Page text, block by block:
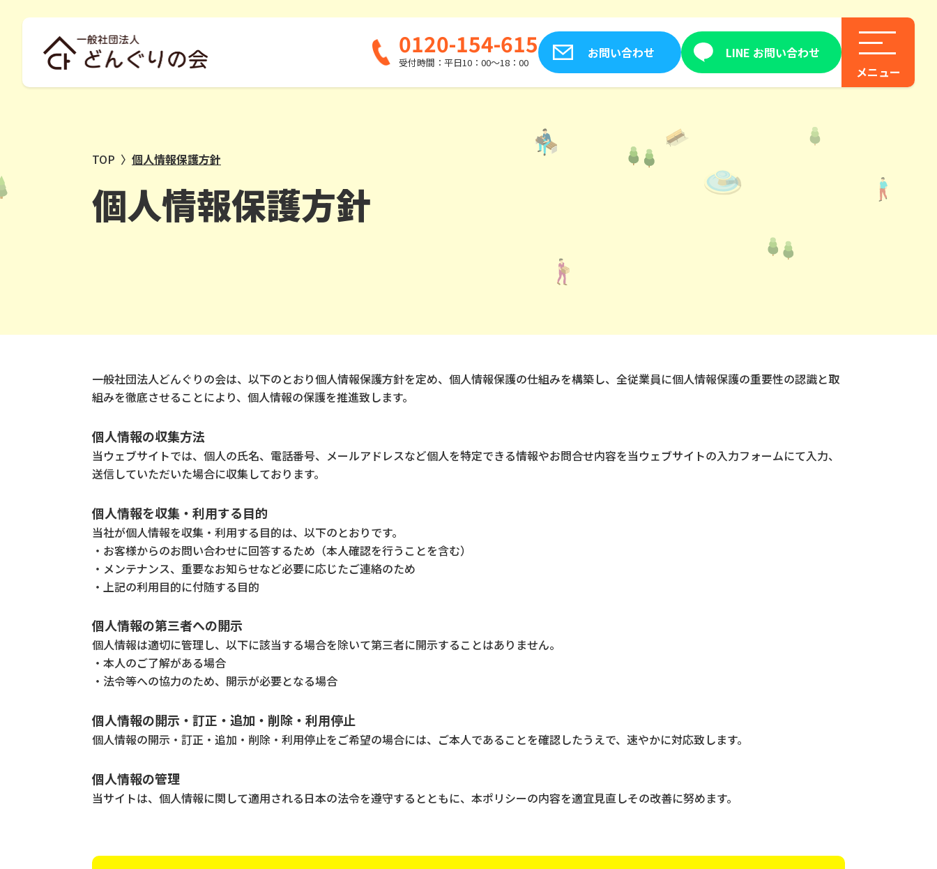
0120-154-615
受付時間：平日10：00～18：00
お問い合わせ LINE お問い合わせ
TOP 〉 個人情報保護方針
個人情報保護方針
一般社団法人どんぐりの会は、以下のとおり個人情報保護方針を定め、個人情報保護の仕組みを構築し、全従業員に個人情報保護の重要性の認識と取
組みを徹底させることにより、個人情報の保護を推進致します。
個人情報の収集方法
当ウェブサイトでは、個人の氏名、電話番号、メールアドレスなど個人を特定できる情報やお問合せ内容を当ウェブサイトの入力フォームにて入力、
送信していただいた場合に収集しております。
個人情報を収集・利用する目的
当社が個人情報を収集・利用する目的は、以下のとおりです。
・お客様からのお問い合わせに回答するため（本人確認を行うことを含む）
・メンテナンス、重要なお知らせなど必要に応じたご連絡のため
・上記の利用目的に付随する目的
個人情報の第三者への開示
個人情報は適切に管理し、以下に該当する場合を除いて第三者に開示することはありません。
・本人のご了解がある場合
・法令等への協力のため、開示が必要となる場合
個人情報の開示・訂正・追加・削除・利用停止
個人情報の開示・訂正・追加・削除・利用停止をご希望の場合には、ご本人であることを確認したうえで、速やかに対応致します。
個人情報の管理
当サイトは、個人情報に関して適用される日本の法令を遵守するとともに、本ポリシーの内容を適宜見直しその改善に努めます。